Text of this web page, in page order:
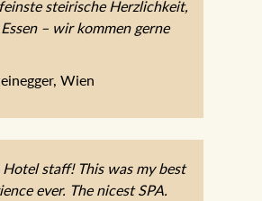
steirische Herzlichkeit,
– wir kommen gerne
Wien
Hotel staff! This was my best
ever. The nicest SPA.